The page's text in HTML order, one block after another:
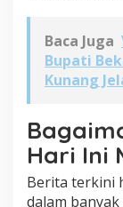
Baca Juga
Bupati
Kunang
Hari Ini
Berita terkini
dalam